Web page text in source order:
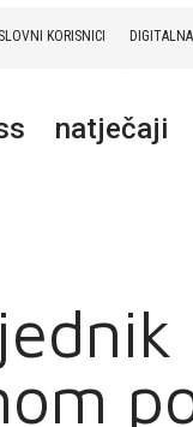
KORISNICI
natječaji